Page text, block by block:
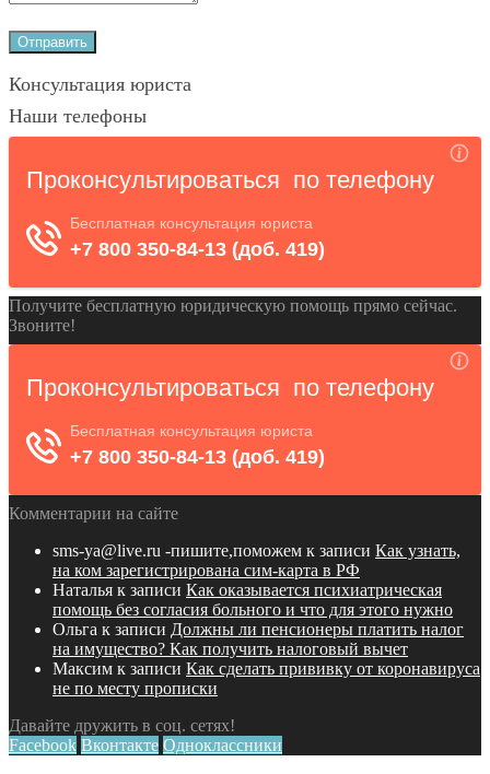
Консультация юриста
Наши телефоны
Получите бесплатную юридическую помощь прямо сейчас.
Звоните!
Комментарии на сайте
sms-ya@live.ru -пишите,поможем к записи Как узнать,
на ком зарегистрирована сим-карта в РФ
Наталья к записи Как оказывается психиатрическая
помощь без согласия больного и что для этого нужно
Ольга к записи Должны ли пенсионеры платить налог
на имущество? Как получить налоговый вычет
Максим к записи Как сделать прививку от коронавируса
не по месту прописки
Давайте дружить в соц. сетях!
Facebook Вконтакте Одноклассники